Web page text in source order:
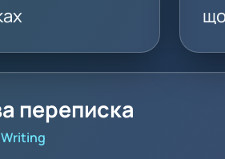
переписка